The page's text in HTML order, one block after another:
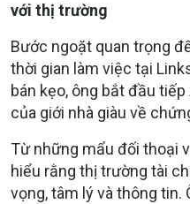
với thị trường
Bước ngoặt quan trọng
thời gian làm việc tại
bán kẹo, ông bắt đầu
của giới nhà giàu về
Từ những mẩu đối thoại
hiểu rằng thị trường tài
vọng, tâm lý và thông tin.